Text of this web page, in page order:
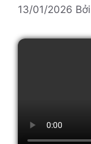
13/01/2026 Bởi